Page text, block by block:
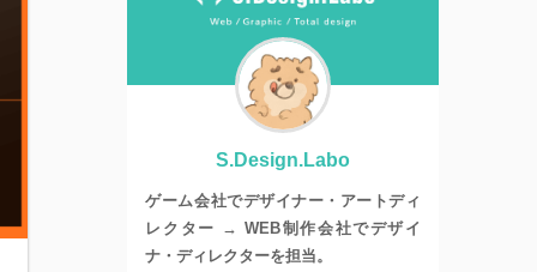
S.Design.Labo
ゲーム会社でデザイナー・アートディ
レクター → WEB制作会社でデザイ
ナ・ディレクターを担当。